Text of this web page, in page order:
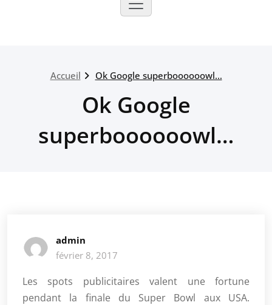
Accueil Ok Google superboooooowl…
Ok Google
superboooooowl…
admin
février 8, 2017
Les spots publicitaires valent une fortune
pendant la finale du Super Bowl aux USA.